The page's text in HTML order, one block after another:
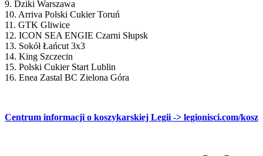
9. Dziki Warszawa
10. Arriva Polski Cukier Toruń
11. GTK Gliwice
12. ICON SEA ENGIE Czarni Słupsk
13. Sokół Łańcut 3x3
14. King Szczecin
15. Polski Cukier Start Lublin
16. Enea Zastal BC Zielona Góra
Centrum informacji o koszykarskiej Legii -> legionisci.com/kosz